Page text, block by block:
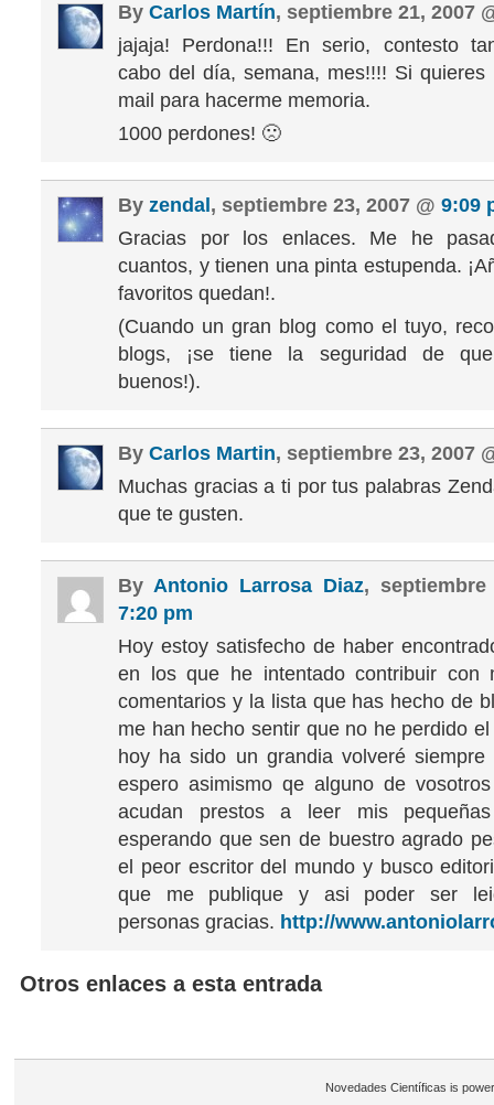
By Carlos Martín, septiembre 21, 2007
jajaja! Perdona!!! En serio, contesto
cabo del día, semana, mes!!!! Si quieres
mail para hacerme memoria.
1000 perdones! 🙁
By zendal , septiembre 23, 2007 @ 9:09
Gracias por los enlaces. Me he
cuantos, y tienen una pinta estupenda.
favoritos quedan!.
(Cuando un gran blog como el tuyo,
blogs, ¡se tiene la seguridad de
buenos!).
By Carlos Martin, septiembre 23, 2007
Muchas gracias a ti por tus palabras
que te gusten.
By Antonio Larrosa Diaz,
7:20 pm
Hoy estoy satisfecho de haber
en los que he intentado contribuir con
comentarios y la lista que has hecho de
me han hecho sentir que no he perdido
hoy ha sido un grandia volveré
espero asimismo qe alguno de
acudan prestos a leer mis pequeñas
esperando que sen de buestro agrado
el peor escritor del mundo y busco
que me publique y asi poder ser
personas gracias. http://
Otros enlaces a esta entrada
Novedades Científicas is